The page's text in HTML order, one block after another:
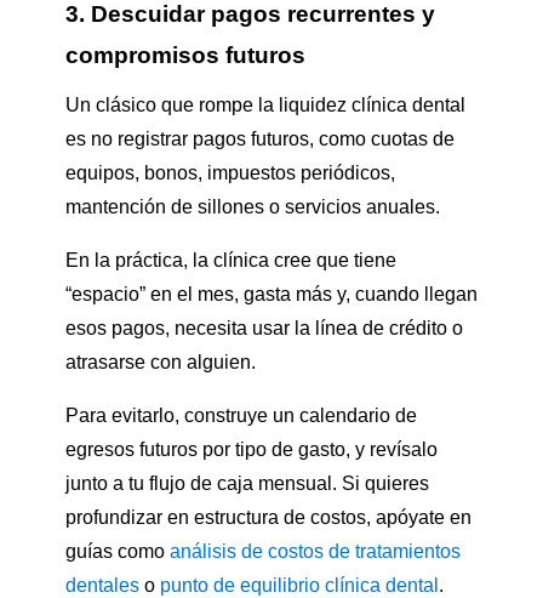
3. Descuidar pagos recurrentes y
compromisos futuros
Un clásico que rompe la liquidez clínica dental
es no registrar pagos futuros, como cuotas de
equipos, bonos, impuestos periódicos,
mantención de sillones o servicios anuales.
En la práctica, la clínica cree que tiene
“espacio” en el mes, gasta más y, cuando llegan
esos pagos, necesita usar la línea de crédito o
atrasarse con alguien.
Para evitarlo, construye un calendario de
egresos futuros por tipo de gasto, y revísalo
junto a tu flujo de caja mensual. Si quieres
profundizar en estructura de costos, apóyate en
guías como análisis de costos de tratamientos
dentaleso punto de equilibrio clínica dental .